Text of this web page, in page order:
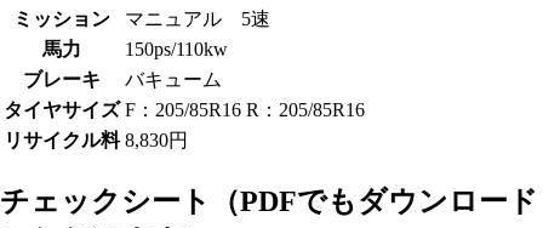
ミッション
マニュアル 5速
馬力
150ps/110kw
ブレーキ
バキューム
タイヤサイズ F：205/85R16 R：205/85R16
リサイクル料 8,830円
チェックシート
（PDFでもダウンロード